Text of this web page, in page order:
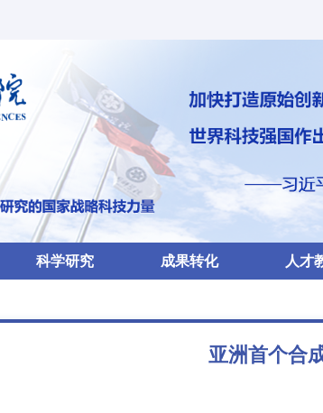
科学研究 成果转化 人才
亚洲首个合